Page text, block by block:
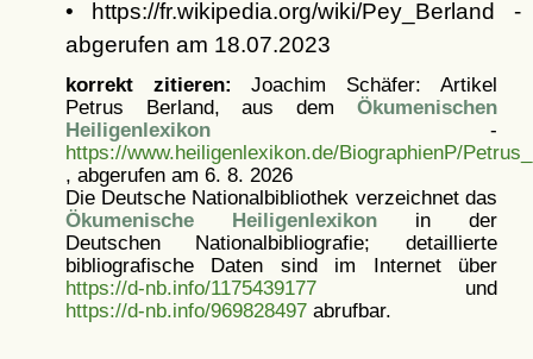
• https://fr.wikipedia.org/wiki/Pey_Berland -
abgerufen am 18.07.2023
korrekt zitieren: Joachim Schäfer: Artikel
Petrus Berland, aus dem Ökumenischen
Heiligenlexikon-
https://www.heiligenlexikon.de/BiographienP/
, abgerufen am 6. 8. 2026
Die Deutsche Nationalbibliothek verzeichnet das
Ökumenische Heiligenlexikonin der
Deutschen Nationalbibliografie; detaillierte
bibliografische Daten sind im Internet über
https://d-nb.info/1175439177und
https://d-nb.info/969828497abrufbar.